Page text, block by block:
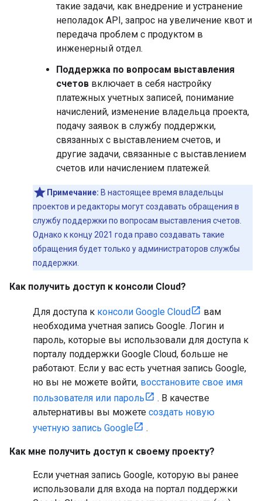
такие задачи, как внедрение и устранение
неполадок API, запрос на увеличение квот и
передача проблем с продуктом в
инженерный отдел.
Поддержка по вопросам выставления
счетов включает в себя настройку
платежных учетных записей, понимание
начислений, изменение владельца проекта,
подачу заявок в службу поддержки,
связанных с выставлением счетов, и
другие задачи, связанные с выставлением
счетов или начислением платежей.
Примечание: В настоящее время владельцы
проектов и редакторы могут создавать обращения в
службу поддержки по вопросам выставления счетов.
Однако к концу 2021 года право создавать такие
обращения будет только у администраторов службы
поддержки.
Как получить доступ к консоли Cloud?
Для доступа к консоли Google Cloud
вам
необходима учетная запись Google. Логин и
пароль, которые вы использовали для доступа к
порталу поддержки Google Cloud, больше не
работают. Если у вас есть учетная запись Google,
но вы не можете войти, восстановите свое имя
пользователя или пароль
. В качестве
альтернативы вы можете создать новую
учетную запись Google
.
Как мне получить доступ к своему проекту?
Если учетная запись Google, которую вы ранее
использовали для входа на портал поддержки